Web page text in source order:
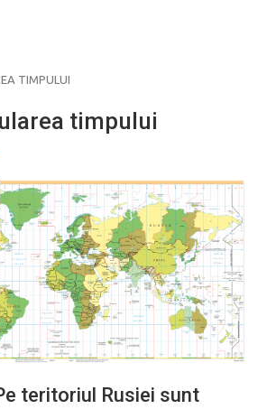
TIMPULUI
timpului
teritoriul Rusiei sunt